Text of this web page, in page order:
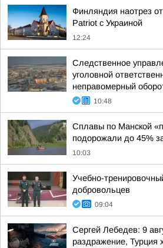
Финляндия наотрез
Patriot с Украиной
12:24
Следственное
уголовной
неправомерный
10:48
Сплавы по Манской
подорожали до 45%
10:03
Учебно-
добровольцев
09:04
Сергей Лебедев: 9
раздражение, Турция